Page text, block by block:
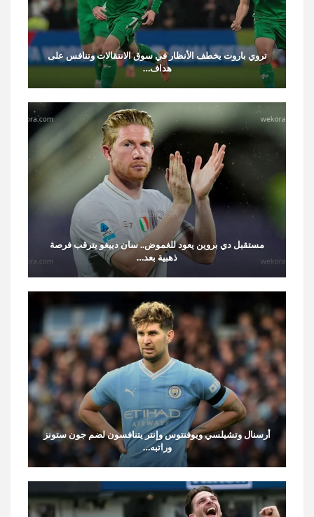
تروي باروت يخطف الأنظار في سوق الانتقالات وتنافس على
هداف…
مستقبل دي بروين يعود للغموض.. سان دييغو يترقب فرصة
ذهبية بعد…
أرسنال وتشيلسي ويوفنتوس وإنتر يتنافسون لضم جون ستونز
وراتبه…